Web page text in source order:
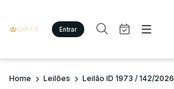
Entrar
Criar conta Entrar
Site
Agenda
Busca por palavra-chave
Home Leilões Leilão ID 1973 / 142/2026